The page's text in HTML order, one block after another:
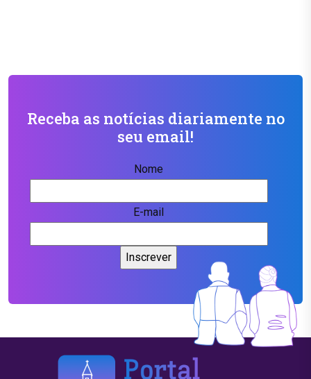
Receba as notícias diariamente no
seu email!
Nome
E-mail